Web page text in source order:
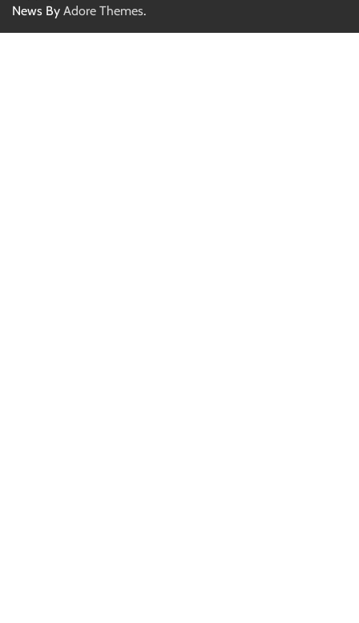
News By Adore Themes.